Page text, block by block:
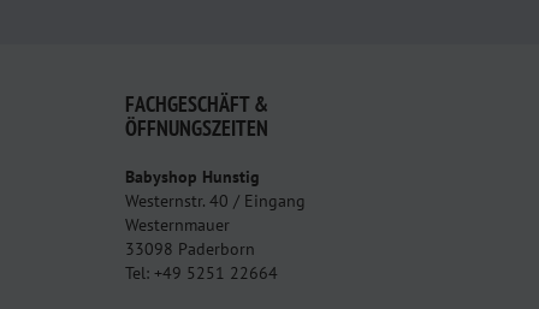
FACHGESCHÄFT &
ÖFFNUNGSZEITEN
Babyshop Hunstig
Westernstr. 40 / Eingang
Westernmauer
33098 Paderborn
Tel: +49 5251 22664